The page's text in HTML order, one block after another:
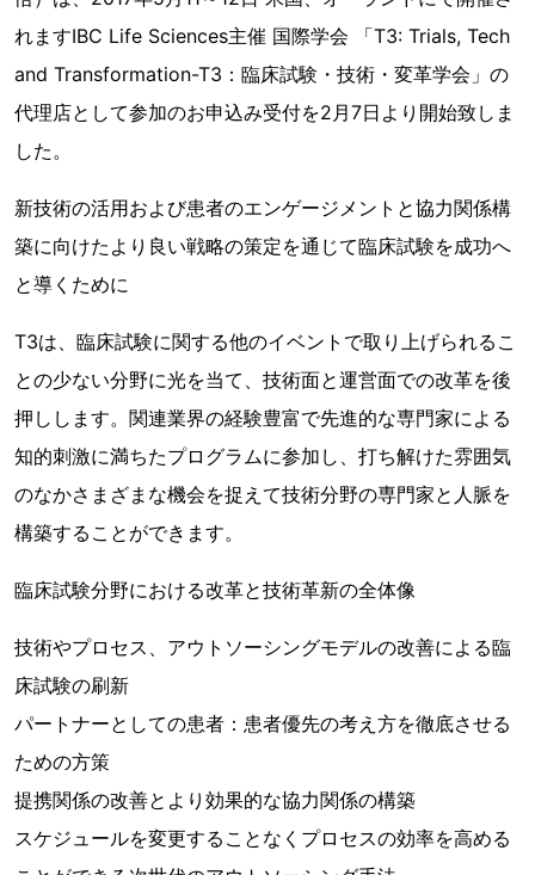
れますIBC Life Sciences主催 国際学会 「T3: Trials, Tech
and Transformation-T3：臨床試験・技術・変革学会」の
代理店として参加のお申込み受付を2月7日より開始致しま
した。
新技術の活用および患者のエンゲージメントと協力関係構
築に向けたより良い戦略の策定を通じて臨床試験を成功へ
と導くために
T3は、臨床試験に関する他のイベントで取り上げられるこ
との少ない分野に光を当て、技術面と運営面での改革を後
押しします。関連業界の経験豊富で先進的な専門家による
知的刺激に満ちたプログラムに参加し、打ち解けた雰囲気
のなかさまざまな機会を捉えて技術分野の専門家と人脈を
構築することができます。
臨床試験分野における改革と技術革新の全体像
技術やプロセス、アウトソーシングモデルの改善による臨
床試験の刷新
パートナーとしての患者：患者優先の考え方を徹底させる
ための方策
提携関係の改善とより効果的な協力関係の構築
スケジュールを変更することなくプロセスの効率を高める